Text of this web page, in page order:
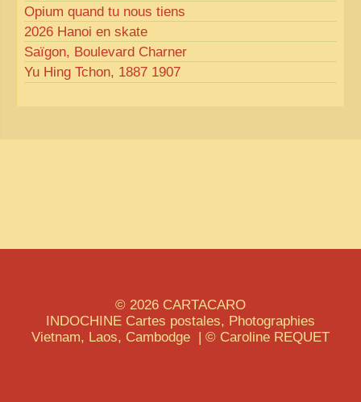
Opium quand tu nous tiens
2026 Hanoi en skate
Saïgon, Boulevard Charner
Yu Hing Tchon, 1887 1907
© 2026 CARTACARO
INDOCHINE Cartes postales, Photographies
Vietnam, Laos, Cambodge | © Caroline REQUET